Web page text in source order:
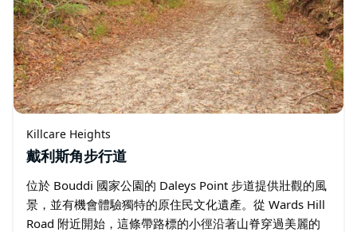
Killcare Heights
戴利斯角步行道
位於 Bouddi 國家公園的 Daleys Point 步道提供壯觀的風
景，並有機會體驗獨特的原住民文化遺產。從 Wards Hill
Road 附近開始，這條帶路標的小徑沿著山脊穿過美麗的